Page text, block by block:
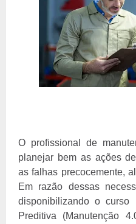
O profissional de
planejar bem as ações
as falhas precocemente,
Em razão dessas
disponibilizando o curso
Preditiva (Manutenção